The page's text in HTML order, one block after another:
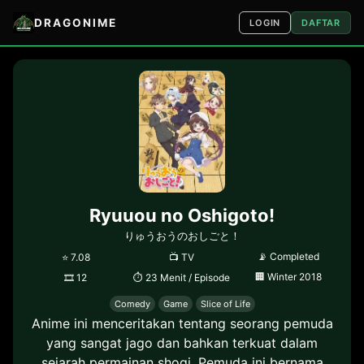
DRAGONIME LOGIN DAFTAR
Ryuuou no Oshigoto!
りゅうおうのおしごと！
⭐ 7.08 📺TV 📡 Completed
🎞12 ⏱ 23 Menit / Episode 🏢 Winter 2018
Comedy Game Slice of Life
Anime ini menceritakan tentang seorang pemuda
yang sangat jago dan bahkan terkuat dalam